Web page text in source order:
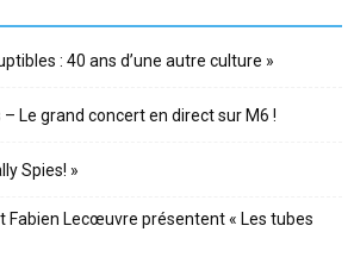
: 40 ans d’une autre culture »
Le grand concert en direct sur M6 !
Spies! »
Fabien Lecœuvre présentent « Les tubes